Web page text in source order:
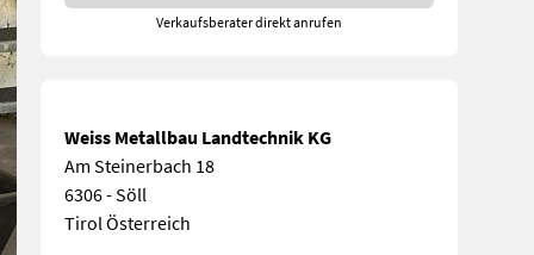
Verkaufsberater direkt anrufen
Weiss Metallbau Landtechnik KG
Am Steinerbach 18
6306 - Söll
Tirol Österreich